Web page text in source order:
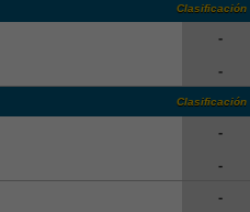
Clasificación
-
-
Clasificación
-
-
-